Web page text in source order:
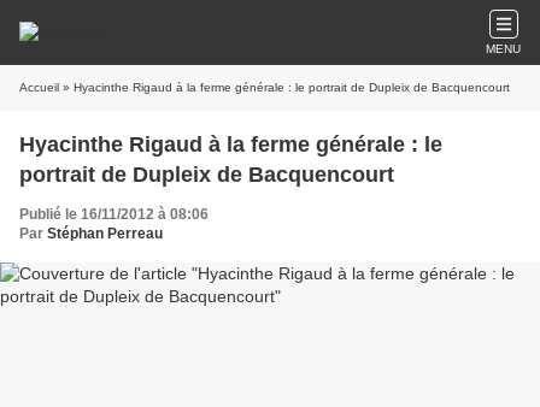
MENU
Accueil » Hyacinthe Rigaud à la ferme générale : le portrait de Dupleix de Bacquencourt
Hyacinthe Rigaud à la ferme générale : le
portrait de Dupleix de Bacquencourt
Publié le 16/11/2012 à 08:06
Par Stéphan Perreau